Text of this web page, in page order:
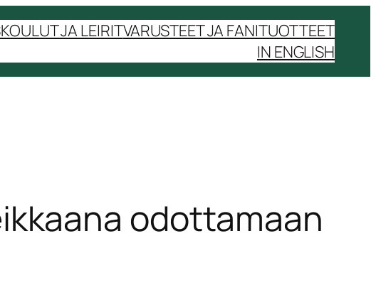
JA LEIRITVARUSTEET JA FANITUOTTEET
IN ENGLISH
odottamaan